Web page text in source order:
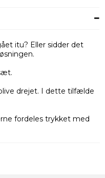
itu? Eller sidder det
drejet. I dette tilfælde
fordeles trykket med